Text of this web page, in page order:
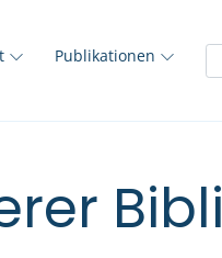
Publikationen